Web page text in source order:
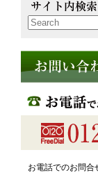
お電話でのお問合